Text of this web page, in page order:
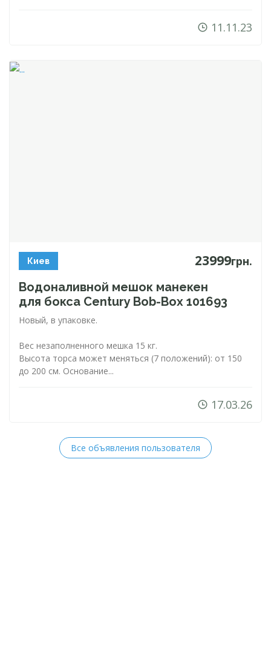
11.11.23
Киев 23999грн.
Водоналивной мешок манекен
для бокса Century Bob-Box 101693
Новый, в упаковке.
Вес незаполненного мешка 15 кг.
Высота торса может меняться (7 положений): от 150
до 200 см. Основание...
17.03.26
Все объявления пользователя